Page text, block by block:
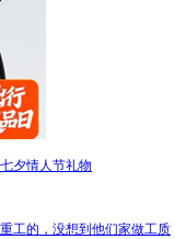
夕情人节礼物
工的，没想到他们家做工质